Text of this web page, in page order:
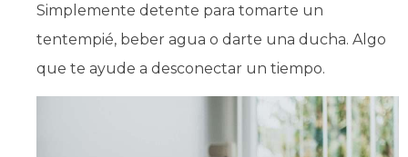
Simplemente detente para tomarte un
tentempié, beber agua o darte una ducha. Algo
que te ayude a desconectar un tiempo.